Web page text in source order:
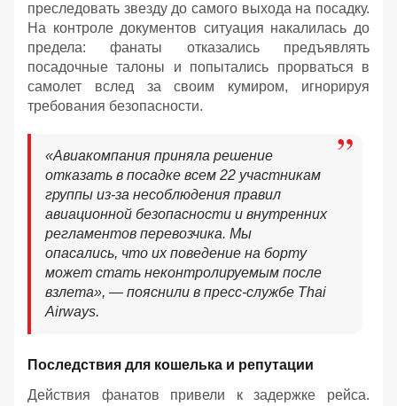
преследовать звезду до самого выхода на посадку.
На контроле документов ситуация накалилась до
предела: фанаты отказались предъявлять
посадочные талоны и попытались прорваться в
самолет вслед за своим кумиром, игнорируя
требования безопасности.
«Авиакомпания приняла решение
отказать в посадке всем 22 участникам
группы из-за несоблюдения правил
авиационной безопасности и внутренних
регламентов перевозчика. Мы
опасались, что их поведение на борту
может стать неконтролируемым после
взлета», — пояснили в пресс-службе Thai
Airways.
Последствия для кошелька и репутации
Действия фанатов привели к задержке рейса.